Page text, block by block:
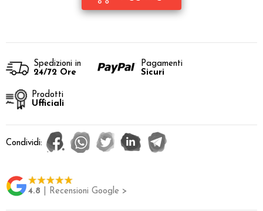
Spedizioni in
24/72 Ore
Pagamenti
Sicuri
Prodotti
Ufficiali
Condividi:
4.8 | Recensioni Google >